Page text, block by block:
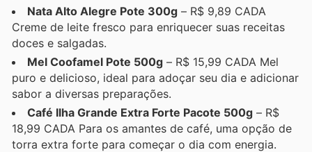
Nata Alto Alegre Pote 300g – R$ 9,89 CADA
Creme de leite fresco para enriquecer suas receitas
doces e salgadas.
Mel Coofamel Pote 500g – R$ 15,99 CADA Mel
puro e delicioso, ideal para adoçar seu dia e adicionar
sabor a diversas preparações.
Café Ilha Grande Extra Forte Pacote 500g – R$
18,99 CADA Para os amantes de café, uma opção de
torra extra forte para começar o dia com energia.